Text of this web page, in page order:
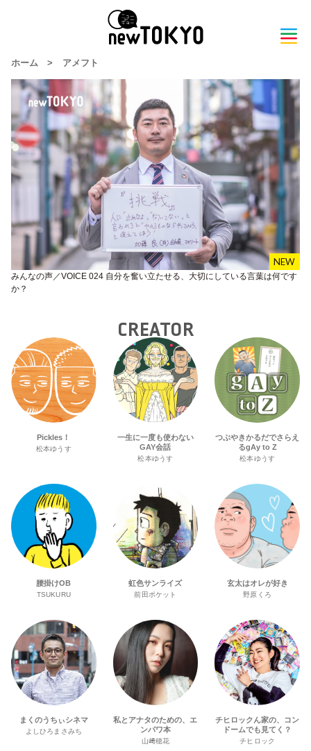
ホーム > アメフト
みんなの声／VOICE 024 自分を奮い立たせる、大切にしている言葉は何です
か？
CREATOR
Pickles！
松本ゆうす
一生に一度も使わない
GAY会話
松本ゆうす
つぶやきかるだでさらえ
るgAy to Z
松本ゆうす
腰掛けOB
TSUKURU
虹色サンライズ
前田ポケット
玄太はオレが好き
野原くろ
まくのうちぃシネマ
よしひろまさみち
私とアナタのための、エ
ンパワ本
山﨑穂花
チヒロックん家の、コン
ドームでも見てく？
チヒロック